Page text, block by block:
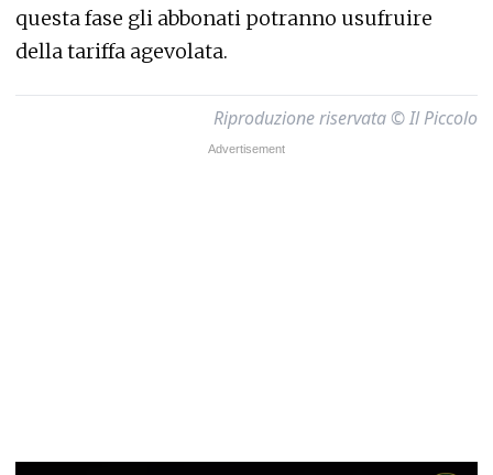
questa fase gli abbonati potranno usufruire
della tariffa agevolata.
Riproduzione riservata © Il Piccolo